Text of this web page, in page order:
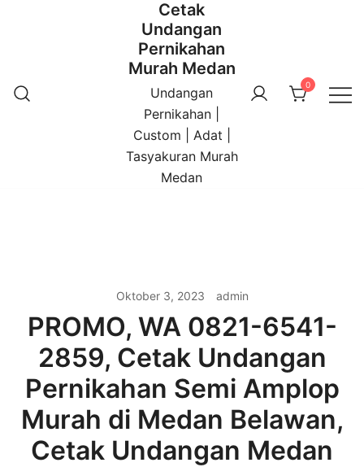
Cetak
Undangan
Pernikahan
Murah Medan
Undangan
Pernikahan |
Custom | Adat |
Tasyakuran Murah
Medan
0
Oktober 3, 2023 admin
PROMO, WA 0821-6541-
2859, Cetak Undangan
Pernikahan Semi Amplop
Murah di Medan Belawan,
Cetak Undangan Medan